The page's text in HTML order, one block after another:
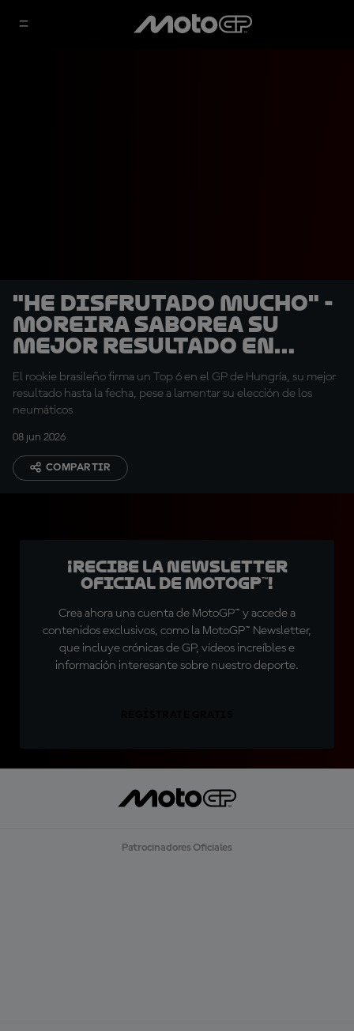
"He disfrutado mucho" -
Moreira saborea su
mejor resultado en
MotoGP
El rookie brasileño firma un Top 6 en el GP de Hungría, su mejor
resultado hasta la fecha, pese a lamentar su elección de los
neumáticos
08 jun 2026
COMPARTIR
¡Recibe la Newsletter
oficial de MotoGP™!
Crea ahora una cuenta de MotoGP™ y accede a
contenidos exclusivos, como la MotoGP™ Newsletter,
que incluye crónicas de GP, vídeos increíbles e
información interesante sobre nuestro deporte.
Patrocinadores Oficiales